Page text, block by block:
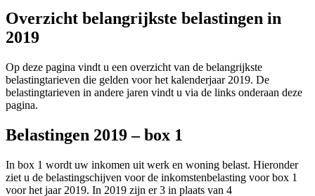
Overzicht belangrijkste belastingen in
2019
Op deze pagina vindt u een overzicht van de belangrijkste
belastingtarieven die gelden voor het kalenderjaar 2019. De
belastingtarieven in andere jaren vindt u via de links onderaan deze
pagina.
Belastingen 2019 – box 1
In box 1 wordt uw inkomen uit werk en woning belast. Hieronder
ziet u de belastingschijven voor de inkomstenbelasting voor box 1
voor het jaar 2019. In 2019 zijn er 3 in plaats van 4